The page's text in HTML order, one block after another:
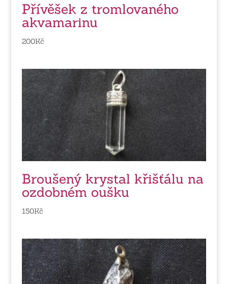
Přívěšek z tromlovaného
akvamarinu
200Kč
Broušený krystal křišťálu na
ozdobném oušku
150Kč